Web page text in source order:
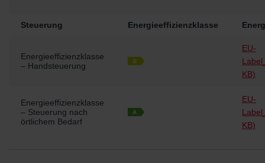
Steuerung Energieeffizienzklasse
Energieeffizienzklasse
– Handsteuerung
EU-
KB)
Energieeffizienzklasse
– Steuerung nach
örtlichem Bedarf
EU-
KB)